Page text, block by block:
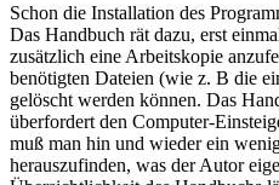
Schon die Installation des
Das Handbuch rät dazu, erst
zusätzlich eine Arbeitskopie
benötigten Dateien (wie z. B die
gelöscht werden können. Das
überfordert den Computer-
muß man hin und wieder ein
herauszufinden, was der Autor